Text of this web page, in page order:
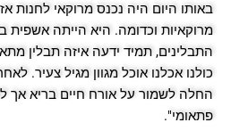
באותו היום היה נכנס מרוקאי לחנות אז
מרוקאיות וכדומה. היא הייתה
התבלינים, תמיד ידעה איזה תבלין
כולנו אכלנו אוכל מגוון מגיל צעיר.
החלה לשמור על אורח חיים בריא אך
פתאומי".